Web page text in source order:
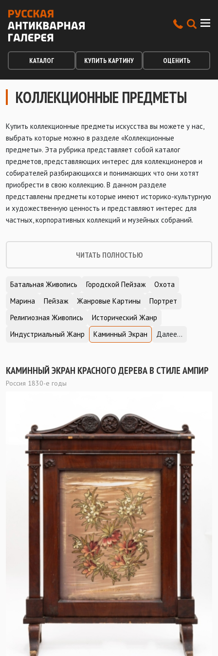
КАТАЛОГ КУПИТЬ КАРТИНУ ОЦЕНИТЬ
КОЛЛЕКЦИОННЫЕ ПРЕДМЕТЫ
Купить коллекционные предметы искусства вы можете у нас,
выбрать которые можно в разделе «Коллекционные
предметы». Эта рубрика представляет собой каталог
предметов, представляющих интерес для коллекционеров и
собирателей разбирающихся и понимающих что они хотят
приобрести в свою коллекцию. В данном разделе
представлены предметы которые имеют историко-культурную
и художественную ценность и представляют интерес для
частных, корпоративных коллекций и музейных собраний.
ЧИТАТЬ ПОЛНОСТЬЮ
Батальная Живопись Городской Пейзаж
Охота
Марина
Пейзаж Жанровые Картины
Портрет
Религиозная Живопись
Исторический Жанр
Индустриальный Жанр
Каминный Экран Далее...
КАМИННЫЙ ЭКРАН КРАСНОГО ДЕРЕВА В СТИЛЕ АМПИР
Россия 1830-е годы